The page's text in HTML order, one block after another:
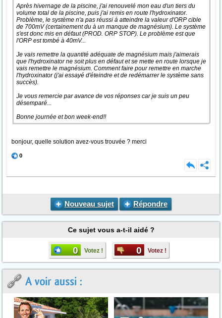
Après hivernage de la piscine, j'ai renouvelé mon eau d'un tiers du
volume total de la piscine, puis j'ai remis en route l'hydroxinator.
Problème, le système n'a pas réussi à atteindre la valeur d'ORP cible
de 700mV (certainement du à un manque de magnésium). Le système
s'est donc mis en défaut (PROD. ORP STOP). Le problème est que
l'ORP est tombé à 40mV...
Je vais remettre la quantité adéquate de magnésium mais j'aimerais
que l'hydroxinator ne soit plus en défaut et se mette en route lorsque je
vais remettre le magnésium. Comment faire pour remettre en marche
l'hydroxinator (j'ai essayé d'éteindre et de redémarrer le système sans
succès).
Je vous remercie par avance de vos réponses car je suis un peu
désemparé...
Bonne journée et bon week-end!!
bonjour, quelle solution avez-vous trouvée ? merci
0
Nouveau sujet Répondre
Ce sujet vous a-t-il aidé ?
0 Votez ! 0 Votez !
A voir aussi :